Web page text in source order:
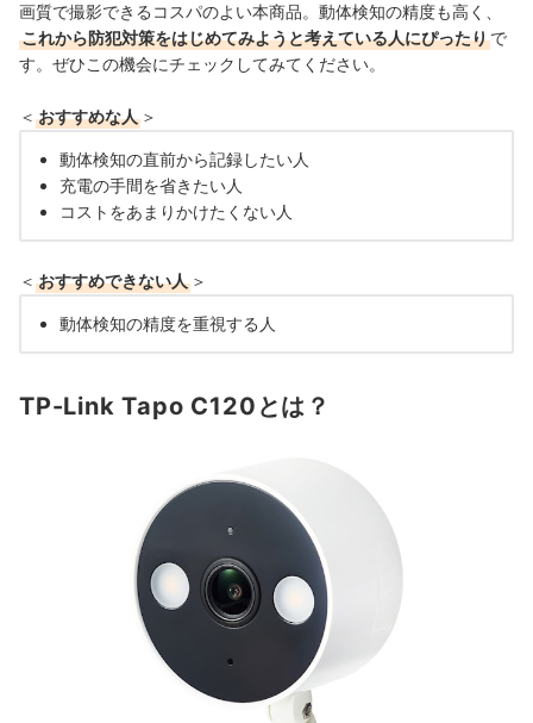
画質で撮影できるコスパのよい本商品。動体検知の精度も高く、
これから防犯対策をはじめてみようと考えている人にぴったりで
す。ぜひこの機会にチェックしてみてください。
＜ おすすめな人 ＞
動体検知の直前から記録したい人
充電の手間を省きたい人
コストをあまりかけたくない人
＜ おすすめできない人 ＞
動体検知の精度を重視する人
TP-Link Tapo C120とは？